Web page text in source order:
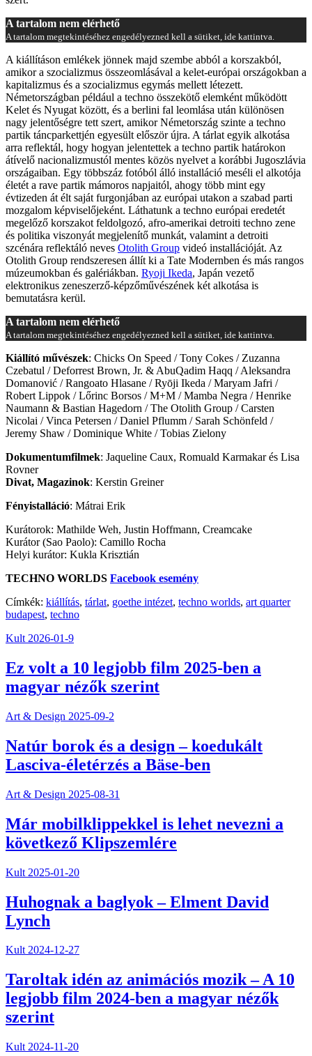
A tartalom nem elérhető
A tartalom megtekintéséhez engedélyezned kell a sütiket, ide kattintva.
A kiállításon emlékek jönnek majd szembe abból a korszakból,
amikor a szocializmus összeomlásával a kelet-európai országokban a
kapitalizmus és a szocializmus egymás mellett létezett.
Németországban például a techno összekötő elemként működött
Kelet és Nyugat között, és a berlini fal leomlása után különösen
nagy jelentőségre tett szert, amikor Németország szinte a techno
partik táncparkettjén egyesült először újra. A tárlat egyik alkotása
arra reflektál, hogy hogyan jelentettek a techno partik határokon
átívelő nacionalizmustól mentes közös nyelvet a korábbi Jugoszlávia
országaiban. Egy többszáz fotóból álló installáció meséli el alkotója
életét a rave partik mámoros napjaitól, ahogy több mint egy
évtizeden át élt saját furgonjában az európai utakon a szabad parti
mozgalom képviselőjeként. Láthatunk a techno európai eredetét
megelőző korszakot feldolgozó, afro-amerikai detroiti techno zene
és politika viszonyát megjelenítő munkát, valamint a detroiti
szcénára reflektáló neves Otolith Group videó installációját. Az
Otolith Group rendszeresen állít ki a Tate Modernben és más rangos
múzeumokban és galériákban. Ryoji Ikeda, Japán vezető
elektronikus zeneszerző-képzőművészének két alkotása is
bemutatásra kerül.
A tartalom nem elérhető
A tartalom megtekintéséhez engedélyezned kell a sütiket, ide kattintva.
Kiállító művészek: Chicks On Speed / Tony Cokes / Zuzanna
Czebatul / Deforrest Brown, Jr. & AbuQadim Haqq / Aleksandra
Domanović / Rangoato Hlasane / Ryōji Ikeda / Maryam Jafri /
Robert Lippok / Lőrinc Borsos / M+M / Mamba Negra / Henrike
Naumann & Bastian Hagedorn / The Otolith Group / Carsten
Nicolai / Vinca Petersen / Daniel Pflumm / Sarah Schönfeld /
Jeremy Shaw / Dominique White / Tobias Zielony
Dokumentumfilmek: Jaqueline Caux, Romuald Karmakar és Lisa
Rovner
Divat, Magazinok: Kerstin Greiner
Fényistalláció: Mátrai Erik
Kurátorok: Mathilde Weh, Justin Hoffmann, Creamcake
Kurátor (Sao Paolo): Camillo Rocha
Helyi kurátor: Kukla Krisztián
TECHNO WORLDS Facebook esemény
Címkék: kiállítás, tárlat, goethe intézet, techno worlds, art quarter
budapest, techno
Kult 2026-01-9
Ez volt a 10 legjobb film 2025-ben a
magyar nézők szerint
Art & Design 2025-09-2
Natúr borok és a design – koedukált
Lasciva-életérzés a Bäse-ben
Art & Design 2025-08-31
Már mobilklippekkel is lehet nevezni a
következő Klipszemlére
Kult 2025-01-20
Huhognak a baglyok – Elment David
Lynch
Kult 2024-12-27
Taroltak idén az animációs mozik – A 10
legjobb film 2024-ben a magyar nézők
szerint
Kult 2024-11-20